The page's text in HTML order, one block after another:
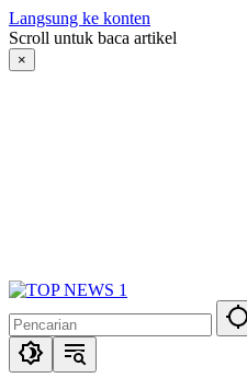
Langsung ke konten
Scroll untuk baca artikel
×